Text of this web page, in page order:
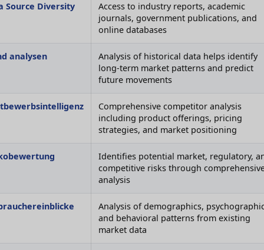
Source Diversity
Access to industry reports, academic
journals, government publications, and
online databases
analysen
Analysis of historical data helps identify
long-term market patterns and predict
future movements
Comprehensive competitor analysis
including product offerings, pricing
strategies, and market positioning
Identifies potential market, regulatory,
competitive risks through
analysis
Analysis of demographics,
and behavioral patterns from existing
market data